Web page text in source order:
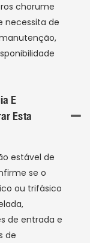
chorume
necessita de
E
Esta
estável de
se o
ou trifásico
de entrada e
de